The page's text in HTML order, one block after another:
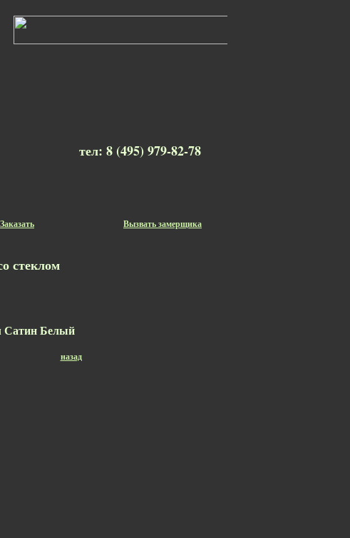
тел: 8 (495) 979-82-78
Заказать Вызвать замерщика
стеклом
Сатин Белый
назад